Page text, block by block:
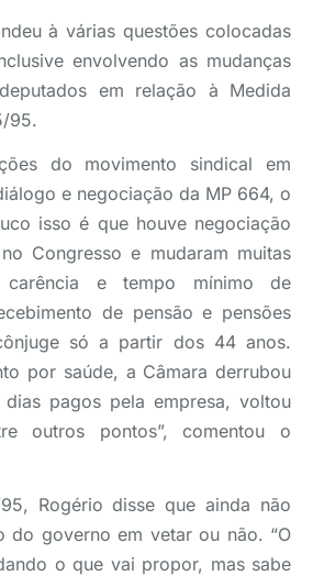
à várias questões colocadas
envolvendo as mudanças
em relação à Medida
95.
do movimento sindical em
e negociação da MP 664, o
isso é que houve negociação
Congresso e mudaram muitas
e tempo mínimo de
de pensão e pensões
só a partir dos 44 anos.
por saúde, a Câmara derrubou
pagos pela empresa, voltou
outros pontos”, comentou o
Rogério disse que ainda não
do governo em vetar ou não. “O
o que vai propor, mas sabe